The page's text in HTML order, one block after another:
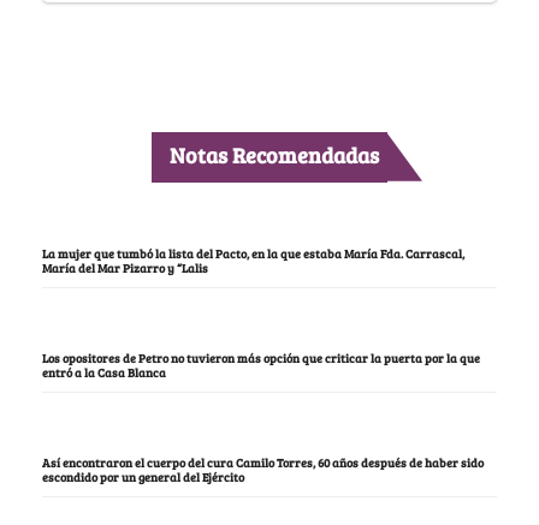
Notas Recomendadas
La mujer que tumbó la lista del Pacto, en la que estaba María Fda. Carrascal,
María del Mar Pizarro y “Lalis
Los opositores de Petro no tuvieron más opción que criticar la puerta por la que
entró a la Casa Blanca
Así encontraron el cuerpo del cura Camilo Torres, 60 años después de haber sido
escondido por un general del Ejército